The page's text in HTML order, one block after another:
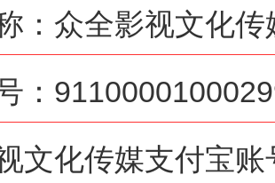
：众全影视文化
文化传媒支付宝